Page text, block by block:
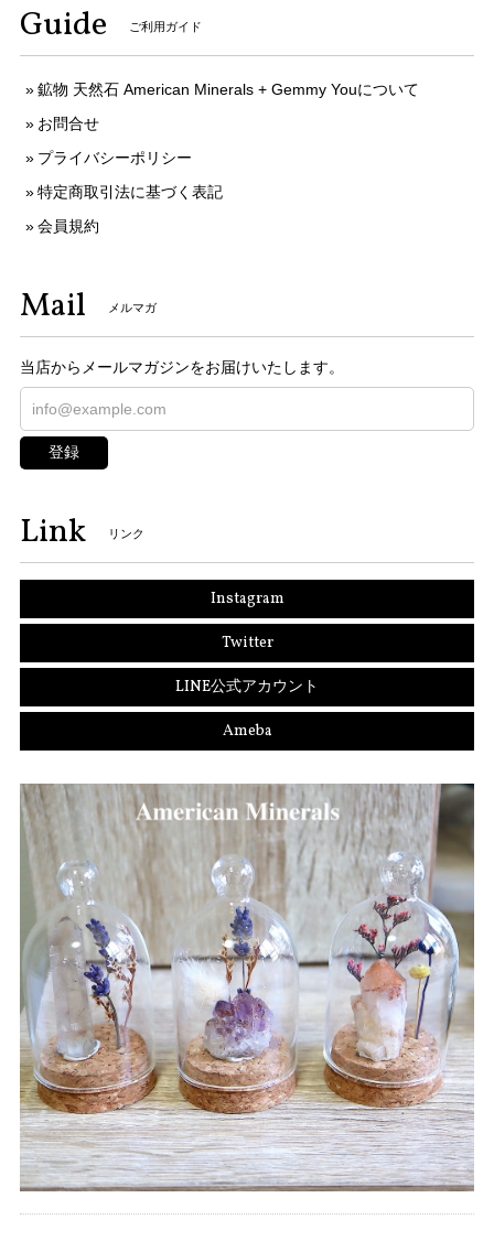
Guide ご利用ガイド
鉱物 天然石 American Minerals + Gemmy Youについて
お問合せ
プライバシーポリシー
特定商取引法に基づく表記
会員規約
Mail メルマガ
当店からメールマガジンをお届けいたします。
登録
Link リンク
Instagram
Twitter
LINE公式アカウント
Ameba